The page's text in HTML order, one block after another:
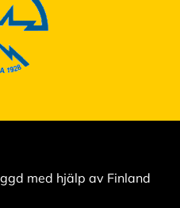
med hjälp av Finland